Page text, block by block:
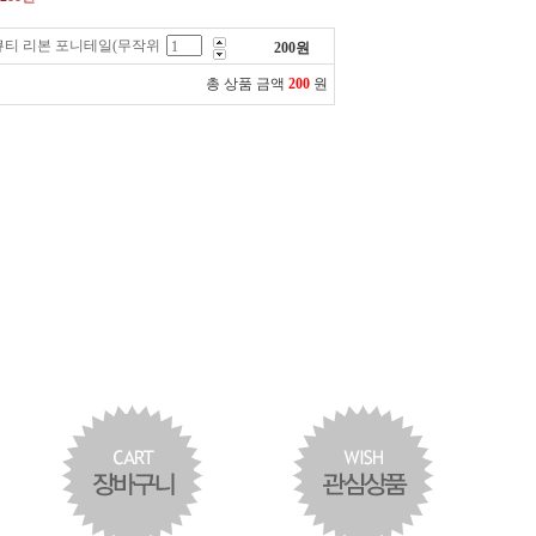
리본 포니테일(무작위 200원
총 상품 금액 200 원